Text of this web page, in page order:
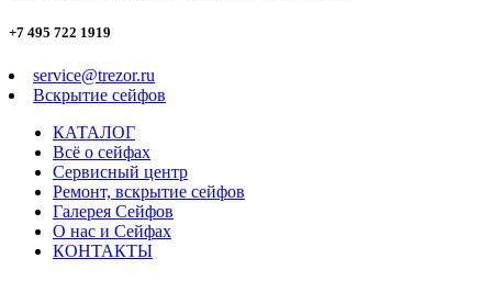
+7 495 722 1919
service@trezor.ru
Вскрытие сейфов
КАТАЛОГ
Всё о сейфах
Сервисный центр
Ремонт, вскрытие сейфов
Галерея Сейфов
О нас и Сейфах
КОНТАКТЫ